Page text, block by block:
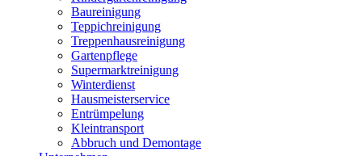
Baureinigung
Teppichreinigung
Treppenhausreinigung
Gartenpflege
Supermarktreinigung
Winterdienst
Hausmeisterservice
Entrümpelung
Kleintransport
Abbruch und Demontage